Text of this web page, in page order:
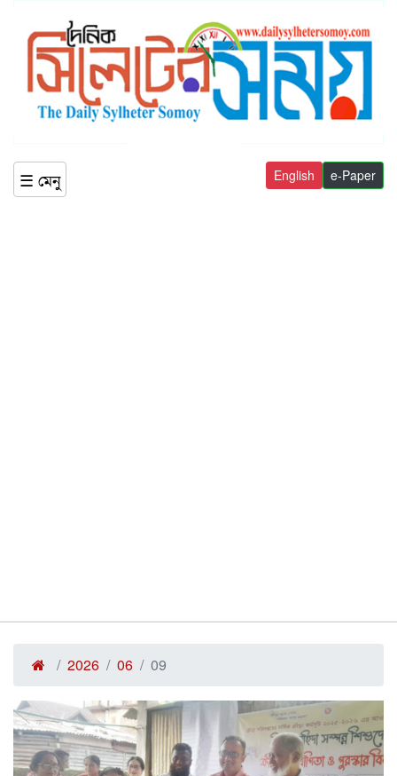
☰ মেনু e-Paper
English
2026 06 09